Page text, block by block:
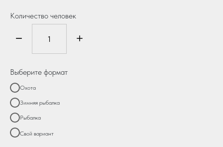
Количество человек
Выберите формат
Охота
Зимняя рыбалка
Рыбалка
Свой вариант